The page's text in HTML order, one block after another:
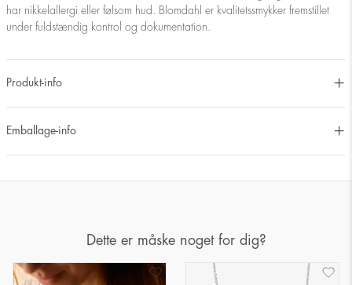
har nikkelallergi eller følsom hud. Blomdahl er kvalitetssmykker fremstillet
under fuldstændig kontrol og dokumentation.
Produkt-info
Emballage-info
Dette er måske noget for dig?